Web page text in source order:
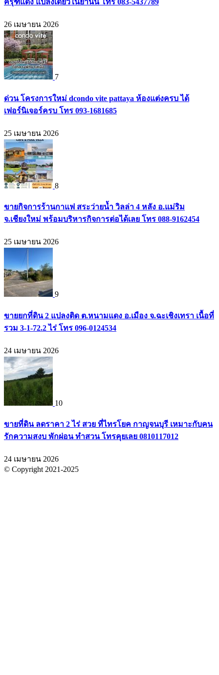
ครุฑแดง แปลงเดียวในย่านนี้ โทร 083-5437789
26 เมษายน 2026
7
ด่วน โครงการใหม่ dcondo vite pattaya ห้องแต่งครบ ได้
เฟอร์นิเจอร์ครบ โทร 093-1681685
25 เมษายน 2026
8
ขายกิจการร้านกาแฟ สระว่ายน้ำ วิลล่า 4 หลัง อ.แม่ริม
จ.เชียงใหม่ พร้อมบริหารกิจการต่อได้เลย โทร 088-9162454
25 เมษายน 2026
9
ขายยกที่ดิน 2 แปลงติด ต.หนามแดง อ.เมือง จ.ฉะเชิงเทรา เนื้อที่
รวม 3-1-72.2 ไร่ โทร 096-0124534
24 เมษายน 2026
10
ขายที่ดิน ลดราคา 2 ไร่ สวย ที่ไทรโยค กาญจนบุรี เหมาะกับคน
รักความสงบ พักผ่อน ทำสวน โทรคุยเลย 0810117012
24 เมษายน 2026
© Copyright 2021-2025